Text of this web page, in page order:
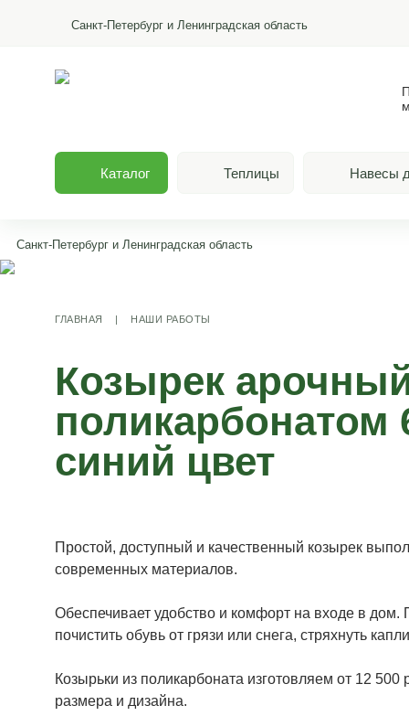
Санкт-Петербург и Ленинградская область
Каталог Теплицы Навесы
Санкт-Петербург и Ленинградская область
ГЛАВНАЯ | НАШИ РАБОТЫ
Козырек
поликарбонатом
синий цвет
Простой, доступный и качественный козырек
современных материалов.
Обеспечивает удобство и комфорт на входе в
почистить обувь от грязи или снега, стряхнуть
Козырьки из поликарбоната изготовляем от 12 500
размера и дизайна.